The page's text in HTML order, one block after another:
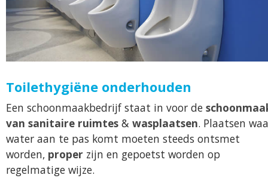
Toilethygiëne onderhouden
Een schoonmaakbedrijf staat in voor de
van sanitaire ruimtes & wasplaatsen. Plaatsen
water aan te pas komt moeten steeds ontsmet
worden, proper zijn en gepoetst worden op
regelmatige wijze.